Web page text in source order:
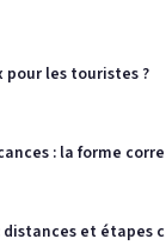
les touristes ?
: la forme
distances et étapes